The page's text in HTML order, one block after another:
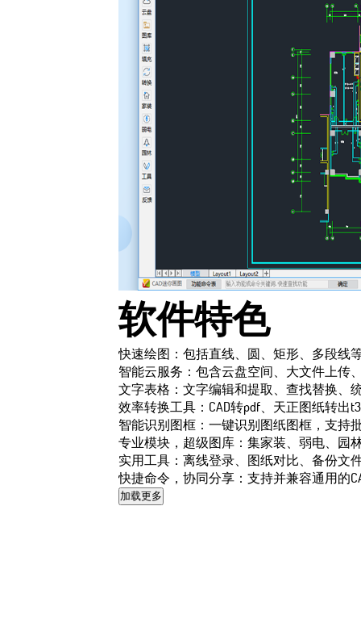
软件特色
快速绘图：包括直线、圆、矩形、多段线
智能云服务：包含云盘空间、大文件上传
文字表格：文字编辑和提取、查找替换、
效率转换工具：CAD转pdf、天正图纸转出
智能识别图框：一键识别图纸图框，支持
专业模块，超级图库：集家装、弱电、园
实用工具：离线登录、图纸对比、备份文
快捷命令，协同分享：支持并兼容通用的
加载更多